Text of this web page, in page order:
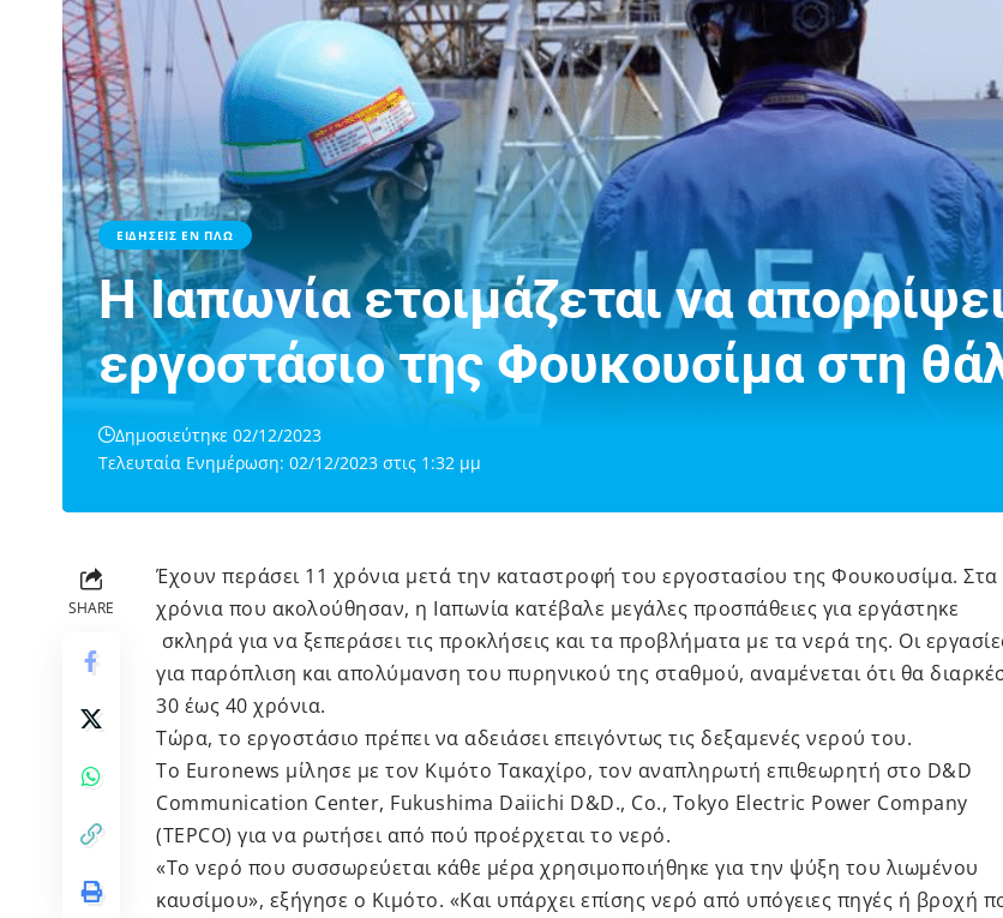
ΕΙΔΗΣΕΙΣ ΕΝ ΠΛΩ
Η Ιαπωνία ετοιμάζεται να
εργοστάσιο της Φουκουσίμα στη
Τελευταία Ενημέρωση: 02/12/2023 στις 1:32 μμ
Δημοσιεύτηκε 02/12/2023
SHARE
Έχουν περάσει 11 χρόνια μετά την καταστροφή του εργοστασίου της Φουκουσίμα. Στα
χρόνια που ακολούθησαν, η Ιαπωνία κατέβαλε μεγάλες προσπάθειες για εργάστηκε
σκληρά για να ξεπεράσει τις προκλήσεις και τα προβλήματα με τα νερά της. Οι
για παρόπλιση και απολύμανση του πυρηνικού της σταθμού, αναμένεται ότι θα
30 έως 40 χρόνια.
Τώρα, το εργοστάσιο πρέπει να αδειάσει επειγόντως τις δεξαμενές νερού του.
Το Euronews μίλησε με τον Κιμότο Τακαχίρο, τον αναπληρωτή επιθεωρητή στο D&D
Communication Center, Fukushima Daiichi D&D., Co., Tokyo Electric Power Company
(TEPCO) για να ρωτήσει από πού προέρχεται το νερό.
«Το νερό που συσσωρεύεται κάθε μέρα χρησιμοποιήθηκε για την ψύξη του λιωμένου
καυσίμου», εξήγησε ο Kιμότο. «Και υπάρχει επίσης νερό από υπόγειες πηγές ή βροχή